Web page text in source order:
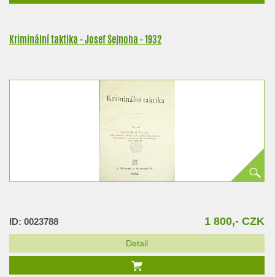
Kriminální taktika - Josef Šejnoha - 1932
ID: 0023788 1 800,- CZK
Detail